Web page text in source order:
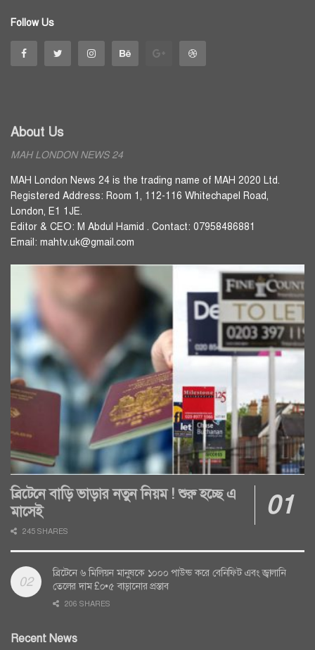
Follow Us
About Us
MAH LONDON NEWS 24
MAH London News 24 is the trading name of MAH 2020 Ltd.
Registered Address: Room 1, 112-116 Whitechapel Road,
London, E1 1JE.
Editor & CEO: M Abdul Hamid . Contact: 07958486881
Email: mahtv.uk@gmail.com
ব্রিটেনে বাড়ি ভাড়ার নতুন নিয়ম ! শুরু হচ্ছে এ
মাসেই
245 SHARES
ব্রিটেনে ৬ মিলিয়ন মানুষকে ১০০০ পাউন্ড করে বেনিফিট এবং জ্বালানি
তেলের দাম £০•৫ বাড়ানোর প্রস্তাব
206 SHARES
Recent News